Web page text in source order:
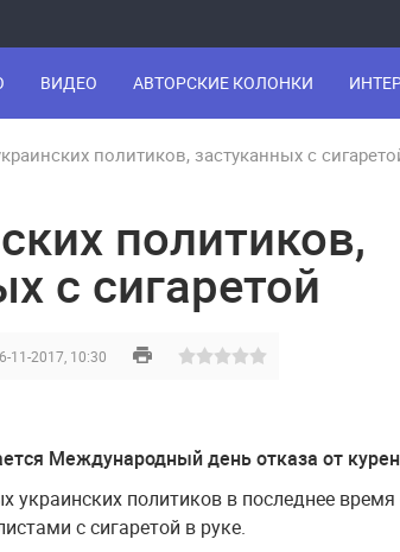
ВИДЕО АВТОРСКИЕ КОЛОНКИ
политиков, застуканных с
политиков,
с сигаретой
11-2017, 10:30
Международный день отказа от
украинских политиков в последнее
с сигаретой в руке.